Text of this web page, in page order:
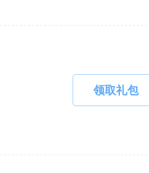
领取礼包